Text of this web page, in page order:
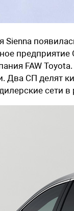
Sienna
FAW
Два СП делят
сети